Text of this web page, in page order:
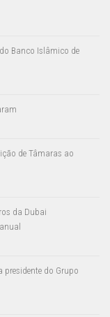
Banco Islâmico de
de Tâmaras ao
da Dubai
presidente do Grupo